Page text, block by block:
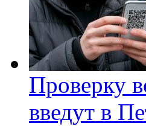
Проверку
введут в